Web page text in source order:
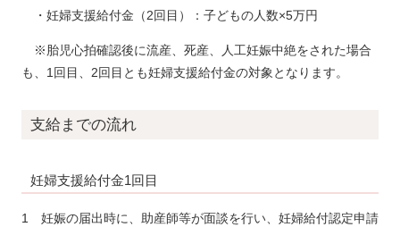
・妊婦支援給付金（2回目）：子どもの人数×5万円
※胎児心拍確認後に流産、死産、人工妊娠中絶をされた場合
も、1回目、2回目とも妊婦支援給付金の対象となります。
支給までの流れ
妊婦支援給付金1回目
1 妊娠の届出時に、助産師等が面談を行い、妊婦給付認定申請